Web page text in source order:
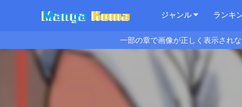
ジャンル ランキ
一部の章で画像が正しく表示され